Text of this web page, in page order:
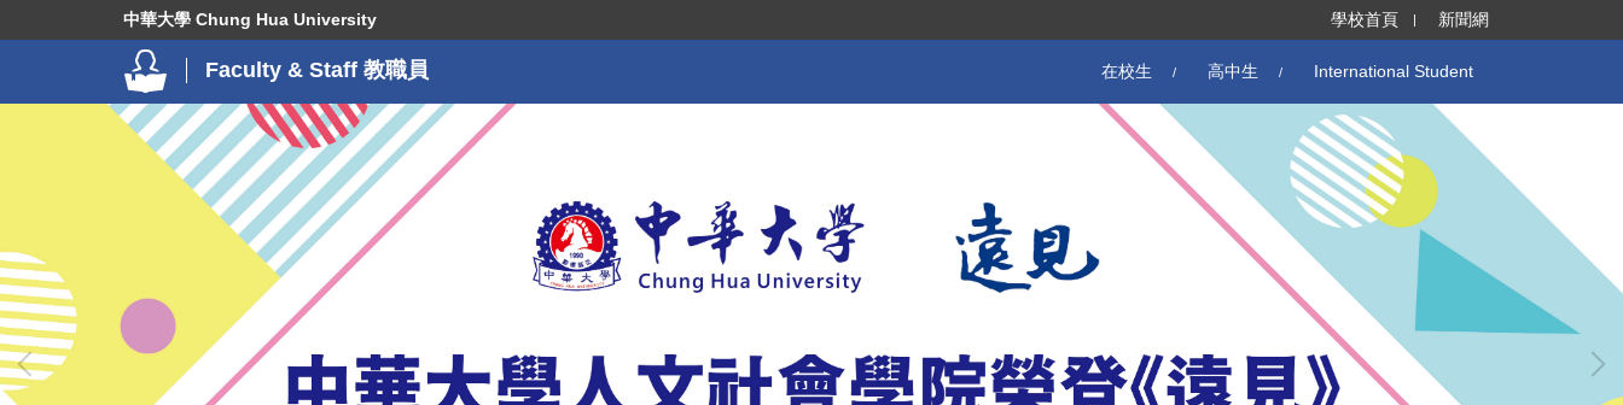
要
中華大學 Chung Hua University 學校首頁 新聞網
Faculty & Staff 教職員 在校生 高中生 International Student